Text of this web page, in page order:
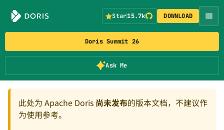
Doris Summit 26
Ask Me
Star15.7k DOWNLOAD
此处为 Apache Doris 尚未发布的版本文档，不建议作
为使用参考。